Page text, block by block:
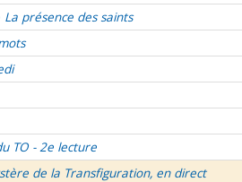
La présence des saints
TO - 2e lecture
de la Transfiguration, en direct